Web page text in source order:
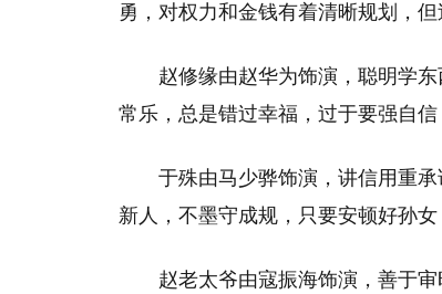
勇，对权力和金钱有着清晰规划，
赵修缘由赵华为饰演，聪明学
常乐，总是错过幸福，过于要强自
于殊由马少骅饰演，讲信用重
新人，不墨守成规，只要安顿好孙
赵老太爷由寇振海饰演，善于